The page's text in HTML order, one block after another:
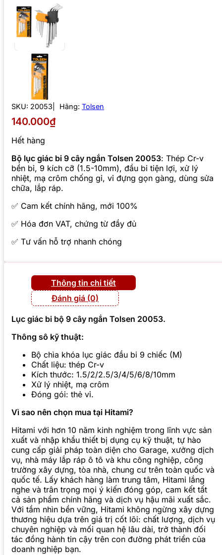
SKU: 20053 Hãng: Tolsen
140.000₫
Hết hàng
Bộ lục giác bi 9 cây ngắn Tolsen 20053: Thép Cr-v
bền bỉ, 9 kích cỡ (1.5-10mm), đầu bi tiện lợi, xử lý
nhiệt, mạ crôm chống gỉ, vỉ đựng gọn gàng, dùng sửa
chữa, lắp ráp.
✅ Cam kết chính hãng, mới 100%
✅ Hóa đơn VAT, chứng từ đầy đủ
✅ Tư vấn hỗ trợ nhanh chóng
Thông tin chi tiết
Đánh giá (0)
Lục giác bi bộ 9 cây ngắn Tolsen 20053.
Thông sô kỹ thuật:
Bộ chìa khóa lục giác đầu bi 9 chiếc (M)
Chất liệu: thép Cr-v
Kích thước: 1.5/2/2.5/3/4/5/6/8/10mm
Xử lý nhiệt, mạ crôm
Đóng gói: thẻ vỉ.
Vì sao nên chọn mua tại Hitami?
Hitami với hơn 10 năm kinh nghiệm trong lĩnh vực sản
xuất và nhập khẩu thiết bị dụng cụ kỹ thuật, tự hào
cung cấp giải pháp toàn diện cho Garage, xưởng dịch
vụ, nhà máy lắp ráp ô tô và khu công nghiệp, công
trường xây dựng, tòa nhà, chung cư trên toàn quốc và
quốc tế. Lấy khách hàng làm trung tâm, Hitami lắng
nghe và trân trọng mọi ý kiến đóng góp, cam kết tất
cả sản phẩm chính hãng và dịch vụ hậu mãi xuất sắc.
Với tầm nhìn bền vững, Hitami không ngừng xây dựng
thương hiệu dựa trên giá trị cốt lõi: chất lượng, dịch vụ
chuyên nghiệp và mối quan hệ lâu dài, trở thành đối
tác đồng hành tin cậy trên con đường phát triển của
doanh nghiệp bạn.